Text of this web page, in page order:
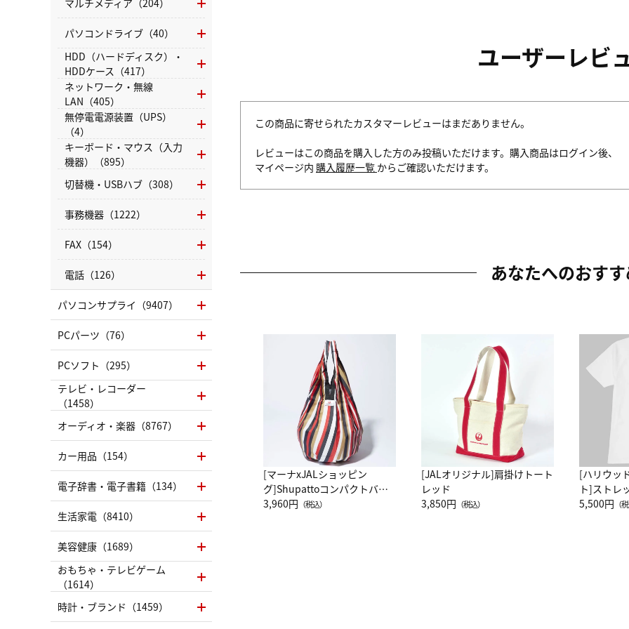
ユーザーレビ
この商品に寄せられたカスタマーレビューはまだありません。
レビューはこの商品を購入した方のみ投稿いただけます。購入商品はログイン後、
マイページ内 購入履歴一覧 からご確認いただけます。
あなたへのおす
[マーナxJALショッピン
グ]Shupattoコンパクトバッ
グ Drop JAL客室乗務員
3,960円 （税込）
[JALオリジナル]肩掛けトート
レッド
3,850円 （税込）
[ハリウッ
ト]ストレ
ーネック
5,500円 （
マルチメディア（204）
パソコンドライブ（40）
HDD（ハードディスク）・
HDDケース（417）
ネットワーク・無線
LAN（405）
無停電電源装置（UPS）
（4）
キーボード・マウス（入力
機器）（895）
切替機・USBハブ（308）
事務機器（1222）
FAX（154）
電話（126）
パソコンサプライ（9407）
PCパーツ（76）
PCソフト（295）
テレビ・レコーダー
（1458）
オーディオ・楽器（8767）
カー用品（154）
電子辞書・電子書籍（134）
生活家電（8410）
美容健康（1689）
おもちゃ・テレビゲーム
（1614）
時計・ブランド（1459）